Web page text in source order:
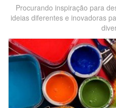
Procurando inspiração para
ideias diferentes e inovadoras